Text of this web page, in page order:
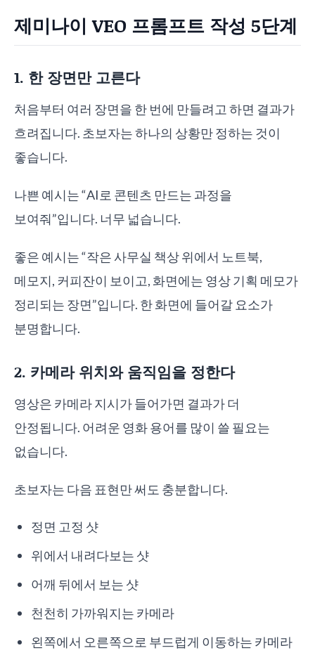
제미나이 VEO 프롬프트 작성 5단계
1. 한 장면만 고른다
처음부터 여러 장면을 한 번에 만들려고 하면 결과가
흐려집니다. 초보자는 하나의 상황만 정하는 것이
좋습니다.
나쁜 예시는 “AI로 콘텐츠 만드는 과정을
보여줘”입니다. 너무 넓습니다.
좋은 예시는 “작은 사무실 책상 위에서 노트북,
메모지, 커피잔이 보이고, 화면에는 영상 기획 메모가
정리되는 장면”입니다. 한 화면에 들어갈 요소가
분명합니다.
2. 카메라 위치와 움직임을 정한다
영상은 카메라 지시가 들어가면 결과가 더
안정됩니다. 어려운 영화 용어를 많이 쓸 필요는
없습니다.
초보자는 다음 표현만 써도 충분합니다.
정면 고정 샷
위에서 내려다보는 샷
어깨 뒤에서 보는 샷
천천히 가까워지는 카메라
왼쪽에서 오른쪽으로 부드럽게 이동하는 카메라